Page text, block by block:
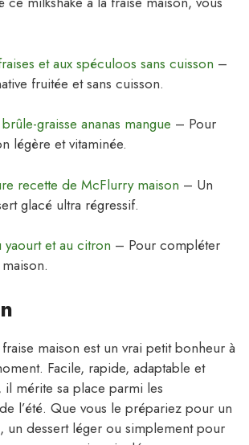
et aux spéculoos sans cuisson –
fruitée et sans cuisson.
graisse ananas mangue – Pour
légère et vitaminée.
recette de McFlurry maison – Un
glacé ultra régressif.
yaourt et au citron – Pour compléter
maison est un vrai petit bonheur à
Facile, rapide, adaptable et
mérite sa place parmi les
l’été. Que vous le prépariez pour un
un dessert léger ou simplement pour